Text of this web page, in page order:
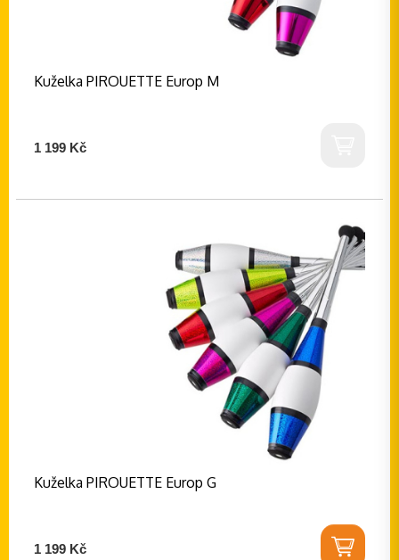
Kuželka PIROUETTE Europ M
1 199 Kč
Kuželka PIROUETTE Europ G
1 199 Kč